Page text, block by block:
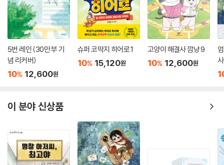
5번 레인 (30만 부 기
념 리커버)
10% 12,600원
슈퍼 코딱지 히어로 1
10% 15,120원
고양이 해결사 깜냥 9
10% 12,600원
이 분야 신상품